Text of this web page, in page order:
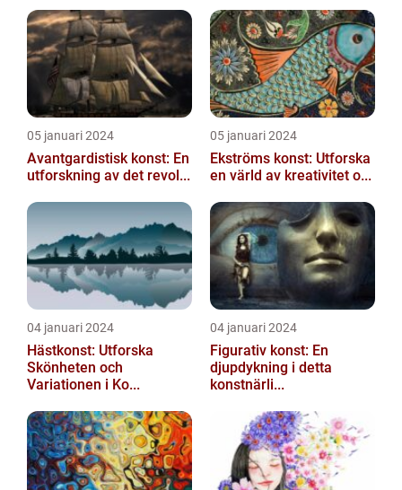
05 januari 2024
Avantgardistisk konst: En
utforskning av det revol...
05 januari 2024
Ekströms konst: Utforska
en värld av kreativitet o...
04 januari 2024
Hästkonst: Utforska
Skönheten och
Variationen i Ko...
04 januari 2024
Figurativ konst: En
djupdykning i detta
konstnärli...